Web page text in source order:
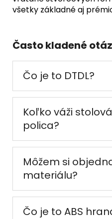
všetky základné aj
Často kladené
Čo je to DTDL?
Koľko váži
polica?
Môžem si
materiálu?
Čo je to ABS